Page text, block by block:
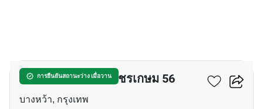
การยืนยันสถานะว่าง เมื่อวาน
เดอะพาร์คแลนด์ เพชรเกษม 56
บางหว้า, กรุงเทพ